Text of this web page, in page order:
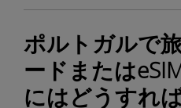
ポルトガルで
ードまたは
にはどうすれ